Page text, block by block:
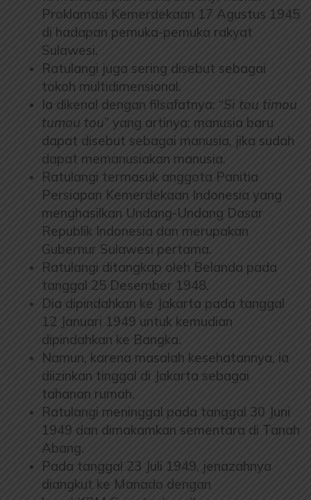
Proklamasi Kemerdekaan 17 Agustus 1945
di hadapan pemuka-pemuka rakyat
Sulawesi.
Ratulangi juga sering disebut sebagai
tokoh multidimensional.
Ia dikenal dengan filsafatnya: “Si tou timou
tumou tou” yang artinya: manusia baru
dapat disebut sebagai manusia, jika sudah
dapat memanusiakan manusia.
Ratulangi termasuk anggota Panitia
Persiapan Kemerdekaan Indonesia yang
menghasilkan Undang-Undang Dasar
Republik Indonesia dan merupakan
Gubernur Sulawesi pertama.
Ratulangi ditangkap oleh Belanda pada
tanggal 25 Desember 1948.
Dia dipindahkan ke Jakarta pada tanggal
12 Januari 1949 untuk kemudian
dipindahkan ke Bangka.
Namun, karena masalah kesehatannya, ia
diizinkan tinggal di Jakarta sebagai
tahanan rumah.
Ratulangi meninggal pada tanggal 30 Juni
1949 dan dimakamkan sementara di Tanah
Abang.
Pada tanggal 23 Juli 1949, jenazahnya
diangkut ke Manado dengan